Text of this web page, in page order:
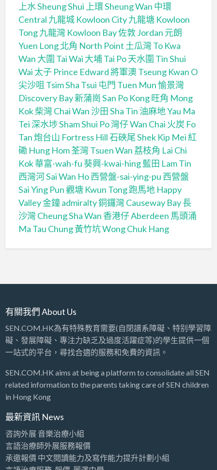
上水 Sheung Shui 上環 Sheung Wan 中環
Central 九龍城 Kowloon City九龍塘 Kowloon
Tong九龍灣 Kowloon Bay佐敦 Jordan 元朗
Yuen Long北角 North Point 土瓜灣 To Kwa
Wan 大圍 Tai Wai 大埔 Tai Po天水圍 Tin Shui
Wai 太子 Prince Edward將軍澳 Tseung Kwan O
尖沙咀 Tsim Sha Tsui 屯門 Tuen Mun愉景灣
Discovery Bay新蒲崗 San Po Kong旺角 Mong
Kok柴灣 Chai Wan沙田 Sha Tin 油麻地 Yau Ma
Tei深水埗 Sham Shui Po灣仔 Wan Chai 火炭 Fo
Tan炮台山 Fortress Hill石硤尾 Shek Kip Mei 紅
磡 Hung Hom荃灣 Tsuen Wan 荔枝角 Lai Chi
Kok華富-wah-fu葵興-kwai-hing藍田 Lam Tin
西灣河 Sai Wan Ho西營盤-sai-ying-pu 西營盤
Sai Ying Pun觀塘 Kwun Tong跑馬地 Happy
Valley金鐘 admiralty銅鑼灣 Causeway Bay長
沙灣 Cheung Sha Wan 香港仔 Aberdeen 馬頭涌
Ma Tau Chung黃竹坑 Wong Chuk Hang
有關我們 About Us
SEN.COM.HK為有特殊教育需要(自閉譜系障礙、特别學習障
礙、發展障礙、專注力缺乏及過度活躍症等)的學生提供一個
一站式的平台，尋找合適的服務和免費的資訊。
SEN.COM.HK aims at being a platform to consolidate all SEN
related information to the parents taking care of SEN children
in Hong Kong
最新資訊 News
咨詢外展 音樂治療小組
言語治療師外展服務報價
承邀報價 中文閱讀能力及寫作能力提升計劃小組